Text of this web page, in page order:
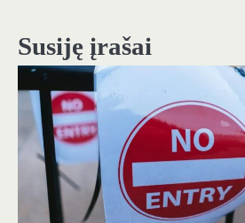
Susiję įrašai